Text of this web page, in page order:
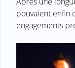
pouvaient enfin
engagements